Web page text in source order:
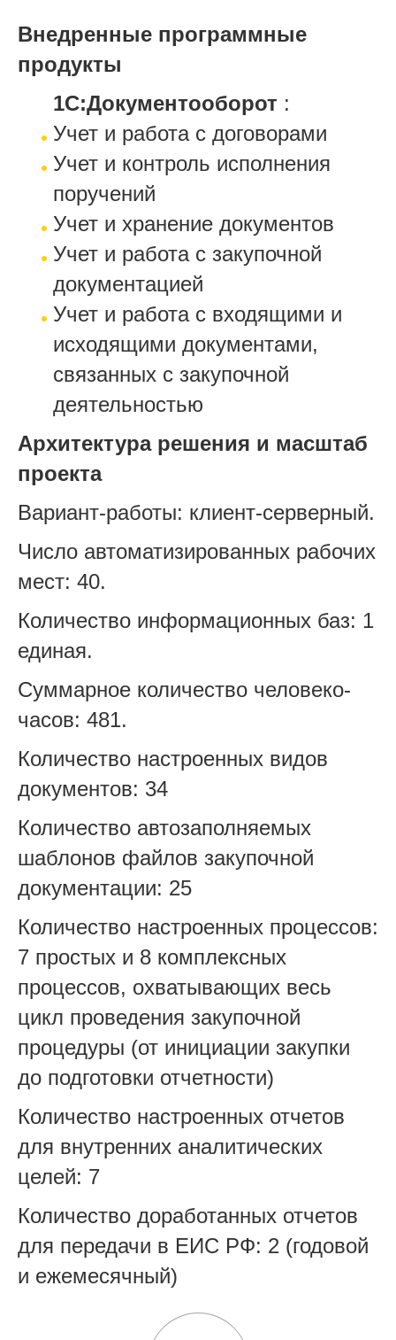
Внедренные программные
продукты
1С:Документооборот :
Учет и работа с договорами
Учет и контроль исполнения
поручений
Учет и хранение документов
Учет и работа с закупочной
документацией
Учет и работа с входящими и
исходящими документами,
связанных с закупочной
деятельностью
Архитектура решения и масштаб
проекта
Вариант-работы: клиент-серверный.
Число автоматизированных рабочих
мест: 40.
Количество информационных баз: 1
единая.
Суммарное количество человеко-
часов: 481.
Количество настроенных видов
документов: 34
Количество автозаполняемых
шаблонов файлов закупочной
документации: 25
Количество настроенных процессов:
7 простых и 8 комплексных
процессов, охватывающих весь
цикл проведения закупочной
процедуры (от инициации закупки
до подготовки отчетности)
Количество настроенных отчетов
для внутренних аналитических
целей: 7
Количество доработанных отчетов
для передачи в ЕИС РФ: 2 (годовой
и ежемесячный)